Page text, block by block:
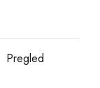
Pregled